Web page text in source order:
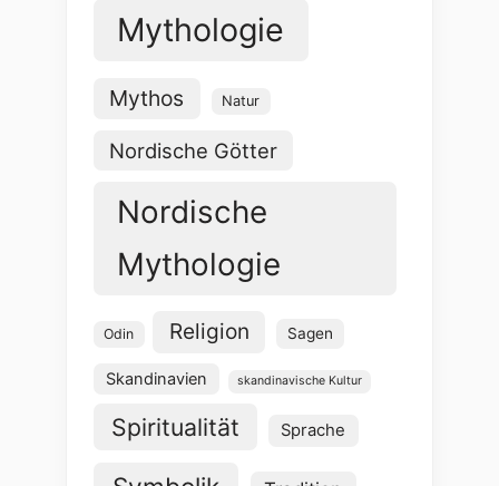
Mythologie
Mythos Natur
Nordische Götter
Nordische
Mythologie
Odin Religion Sagen
Skandinavien skandinavische Kultur
Spiritualität Sprache